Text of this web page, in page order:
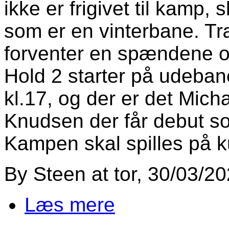
ikke er frigivet til kamp,
som er en vinterbane.
forventer en spændene
Hold 2 starter på
kl.17, og der er det
Knudsen der får debut
Kampen skal spilles på
By Steen at tor, 30/03/
Læs mere